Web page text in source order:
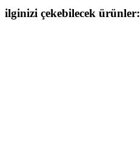
ilginizi çekebilecek ürünler: